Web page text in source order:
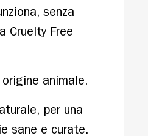
senza
Cruelty Free
per una